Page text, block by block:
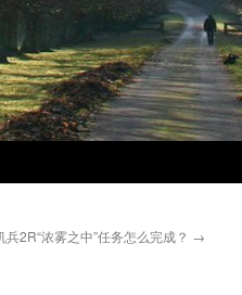
兵2R“浓雾之中”任务怎么完成？ →